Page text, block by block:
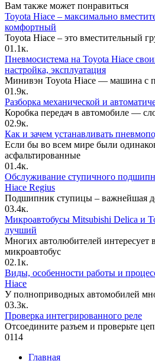
Вам также может понравиться
Toyota Hiace – максимально
комфортный
Toyota Hiace – это вместительный
01.1к.
Пневмосистема на Toyota Hiace
настройка, эксплуатация
Минивэн Toyota Hiace — машина с
01.9к.
Разборка механической и
Коробка передач в автомобиле —
02.9к.
Как и зачем устанавливать
Если бы во всем мире были
асфальтированные
01.4к.
Обслуживание ступичного
Hiace Regius
Подшипник ступицы – важнейшая
03.4к.
Микроавтобусы Mitsubishi Delica и
лучший
Многих автолюбителей интересует
микроавтобус
02.1к.
Виды, особенности работы и
Hiace
У полноприводных автомобилей
03.3к.
Проверка интегрированного реле
Отсоедините разъем и проверьте
0114
Главная